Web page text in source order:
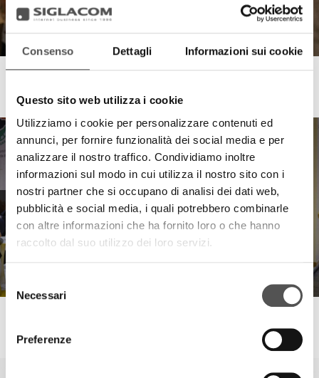
Consenso Dettagli Informazioni sui cookie
Questo sito web utilizza i cookie
Utilizziamo i cookie per personalizzare contenuti ed
annunci, per fornire funzionalità dei social media e per
analizzare il nostro traffico. Condividiamo inoltre
informazioni sul modo in cui utilizza il nostro sito con i
nostri partner che si occupano di analisi dei dati web,
pubblicità e social media, i quali potrebbero combinarle
con altre informazioni che ha fornito loro o che hanno
raccolto dal suo utilizzo dei loro servizi.
Selezione
delNecessari
Preferenze